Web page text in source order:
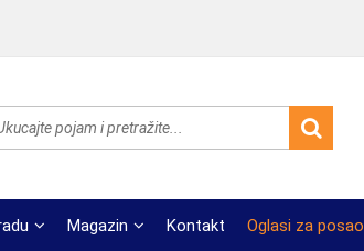
Magazin Kontakt Oglasi za posao